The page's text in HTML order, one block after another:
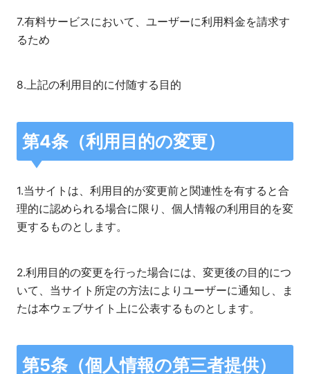
7.有料サービスにおいて、ユーザーに利用料金を請求す
るため
8.上記の利用目的に付随する目的
第4条（利用目的の変更）
1.当サイトは、利用目的が変更前と関連性を有すると合
理的に認められる場合に限り、個人情報の利用目的を変
更するものとします。
2.利用目的の変更を行った場合には、変更後の目的につ
いて、当サイト所定の方法によりユーザーに通知し、ま
たは本ウェブサイト上に公表するものとします。
第5条（個人情報の第三者提供）